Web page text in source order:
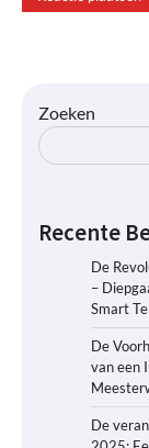
Zoeken
Recente
De
–
Smart
De
van een
De